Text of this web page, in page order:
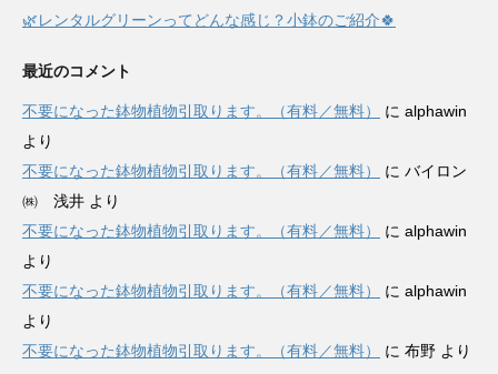
🌿レンタルグリーンってどんな感じ？小鉢のご紹介🍀
最近のコメント
不要になった鉢物植物引取ります。（有料／無料） に alphawin
より
不要になった鉢物植物引取ります。（有料／無料）
に バイロン
㈱ 浅井 より
不要になった鉢物植物引取ります。（有料／無料）
に alphawin
より
不要になった鉢物植物引取ります。（有料／無料）
に alphawin
より
不要になった鉢物植物引取ります。（有料／無料）
に 布野 より